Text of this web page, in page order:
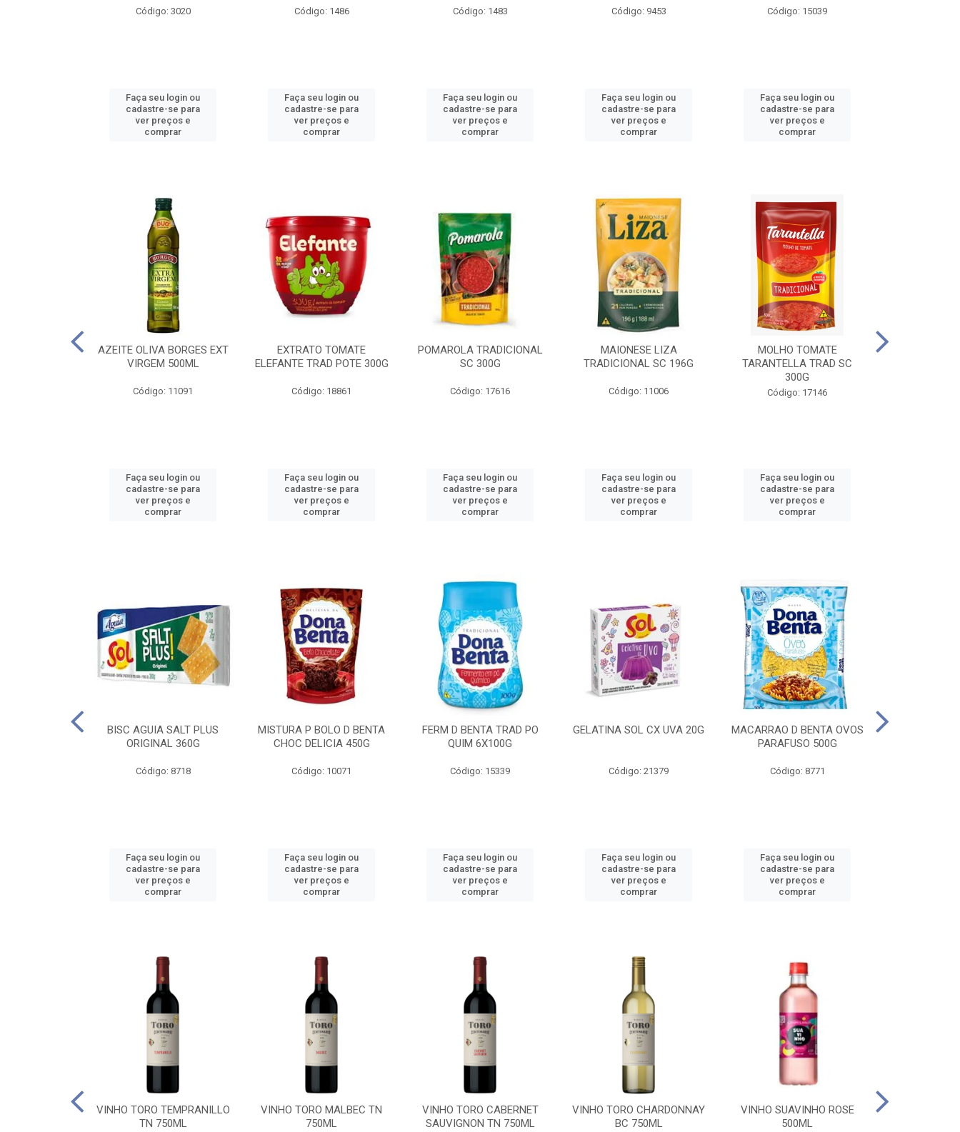
Código: 3020
Faça seu login ou
cadastre-se para
ver preços e
comprar
Código: 1486
Faça seu login ou
cadastre-se para
ver preços e
comprar
Código: 1483
Faça seu login ou
cadastre-se para
ver preços e
comprar
Código: 9453
Faça seu login ou
cadastre-se para
ver preços e
comprar
Código: 15039
Faça seu login ou
cadastre-se para
ver preços e
comprar
AZEITE OLIVA BORGES EXT
VIRGEM 500ML
Código: 11091
Faça seu login ou
cadastre-se para
ver preços e
comprar
EXTRATO TOMATE
ELEFANTE TRAD POTE 300G
Código: 18861
Faça seu login ou
cadastre-se para
ver preços e
comprar
POMAROLA TRADICIONAL
SC 300G
Código: 17616
Faça seu login ou
cadastre-se para
ver preços e
comprar
MAIONESE LIZA
TRADICIONAL SC 196G
Código: 11006
Faça seu login ou
cadastre-se para
ver preços e
comprar
MOLHO TOMATE
TARANTELLA TRAD SC
300G
Código: 17146
Faça seu login ou
cadastre-se para
ver preços e
comprar
BISC AGUIA SALT PLUS
ORIGINAL 360G
Código: 8718
Faça seu login ou
cadastre-se para
ver preços e
comprar
MISTURA P BOLO D BENTA
CHOC DELICIA 450G
Código: 10071
Faça seu login ou
cadastre-se para
ver preços e
comprar
FERM D BENTA TRAD PO
QUIM 6X100G
Código: 15339
Faça seu login ou
cadastre-se para
ver preços e
comprar
GELATINA SOL CX UVA 20G
Código: 21379
Faça seu login ou
cadastre-se para
ver preços e
comprar
MACARRAO D BENTA OVOS
PARAFUSO 500G
Código: 8771
Faça seu login ou
cadastre-se para
ver preços e
comprar
VINHO TORO TEMPRANILLO
TN 750ML
VINHO TORO MALBEC TN
750ML
VINHO TORO CABERNET
SAUVIGNON TN 750ML
VINHO TORO CHARDONNAY
BC 750ML
VINHO SUAVINHO ROSE
500ML